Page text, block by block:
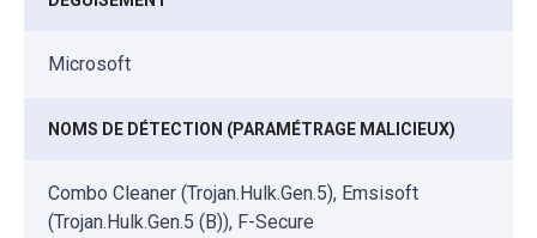
Microsoft
NOMS DE DÉTECTION (PARAMÉTRAGE MALICIEUX)
Combo Cleaner (Trojan.Hulk.Gen.5), Emsisoft
(Trojan.Hulk.Gen.5 (B)), F-Secure